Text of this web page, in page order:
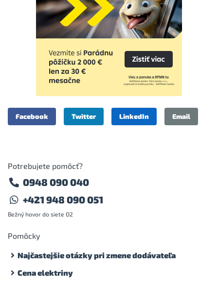
Facebook Twitter LinkedIn Email
Potrebujete pomôcť?
0948 090 040
+421 948 090 051
Bežný hovor do siete O2
Pomôcky
Najčastejšie otázky pri zmene dodávateľa
Cena elektriny